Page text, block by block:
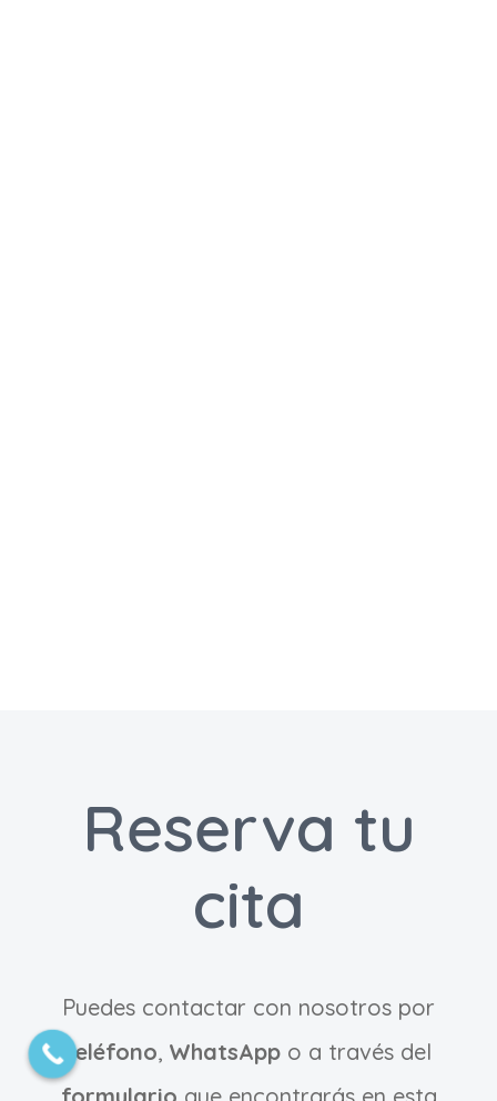
Reserva tu
cita
Puedes contactar con nosotros por
teléfono, WhatsApp o a través del
derechos reservados|Aviso Legal
Privacidad| Licencia
FacebookTwitter InstagramYouTube